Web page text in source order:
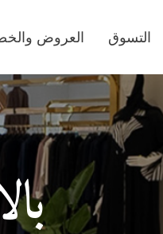
التسوق العروض